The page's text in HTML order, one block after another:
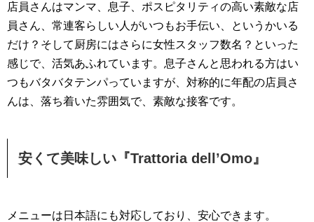
店員さんはマンマ、息子、ポスピタリティの高い素敵な店
員さん、常連客らしい人がいつもお手伝い、というかいる
だけ？そして厨房にはさらに女性スタッフ数名？といった
感じで、活気あふれています。息子さんと思われる方はい
つもバタバタテンパっていますが、対称的に年配の店員さ
んは、落ち着いた雰囲気で、素敵な接客です。
安くて美味しい『Trattoria dell’Omo』
メニューは日本語にも対応しており、安心できます。